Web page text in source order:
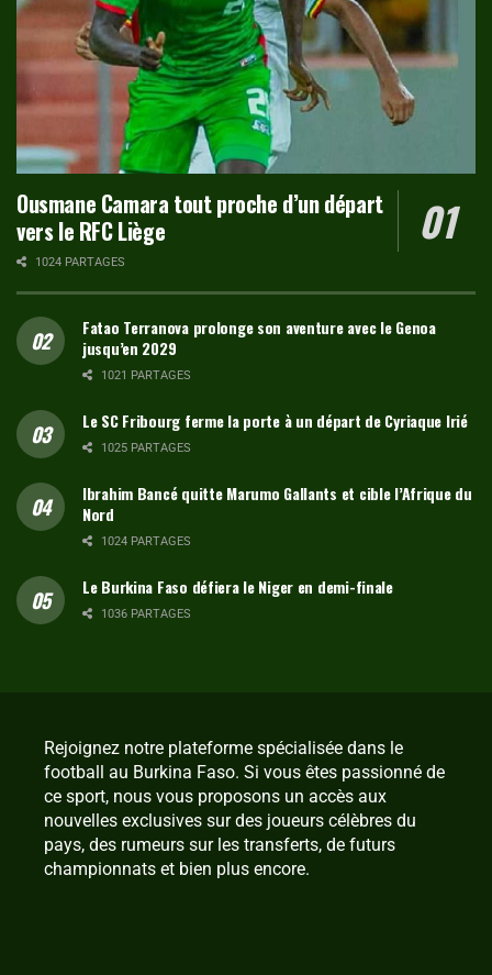
Ousmane Camara tout proche d’un départ
vers le RFC Liège
1024 PARTAGES
Fatao Terranova prolonge son aventure avec le Genoa
jusqu’en 2029
1021 PARTAGES
Le SC Fribourg ferme la porte à un départ de Cyriaque Irié
1025 PARTAGES
Ibrahim Bancé quitte Marumo Gallants et cible l’Afrique du
Nord
1024 PARTAGES
Le Burkina Faso défiera le Niger en demi-finale
1036 PARTAGES
Rejoignez notre plateforme spécialisée dans le
football au Burkina Faso. Si vous êtes passionné de
ce sport, nous vous proposons un accès aux
nouvelles exclusives sur des joueurs célèbres du
pays, des rumeurs sur les transferts, de futurs
championnats et bien plus encore.